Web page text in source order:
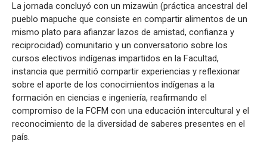
La jornada concluyó con un mizawün (práctica ancestral del
pueblo mapuche que consiste en compartir alimentos de un
mismo plato para afianzar lazos de amistad, confianza y
reciprocidad) comunitario y un conversatorio sobre los
cursos electivos indígenas impartidos en la Facultad,
instancia que permitió compartir experiencias y reflexionar
sobre el aporte de los conocimientos indígenas a la
formación en ciencias e ingeniería, reafirmando el
compromiso de la FCFM con una educación intercultural y el
reconocimiento de la diversidad de saberes presentes en el
país.